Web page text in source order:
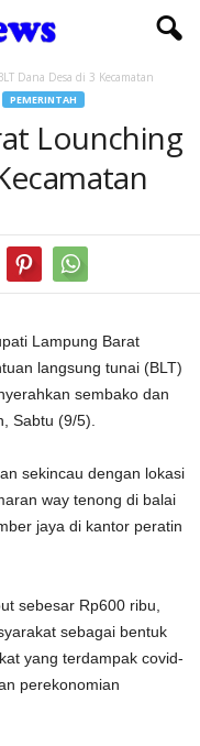
Dana Desa di 3 Kecamatan
PEMERINTAH
Lounching
Lampung Barat
langsung tunai (BLT)
sembako dan
Sabtu (9/5).
sekincau dengan lokasi
way tenong di balai
jaya di kantor peratin
sebesar Rp600 ribu,
sebagai bentuk
yang terdampak covid-
perekonomian